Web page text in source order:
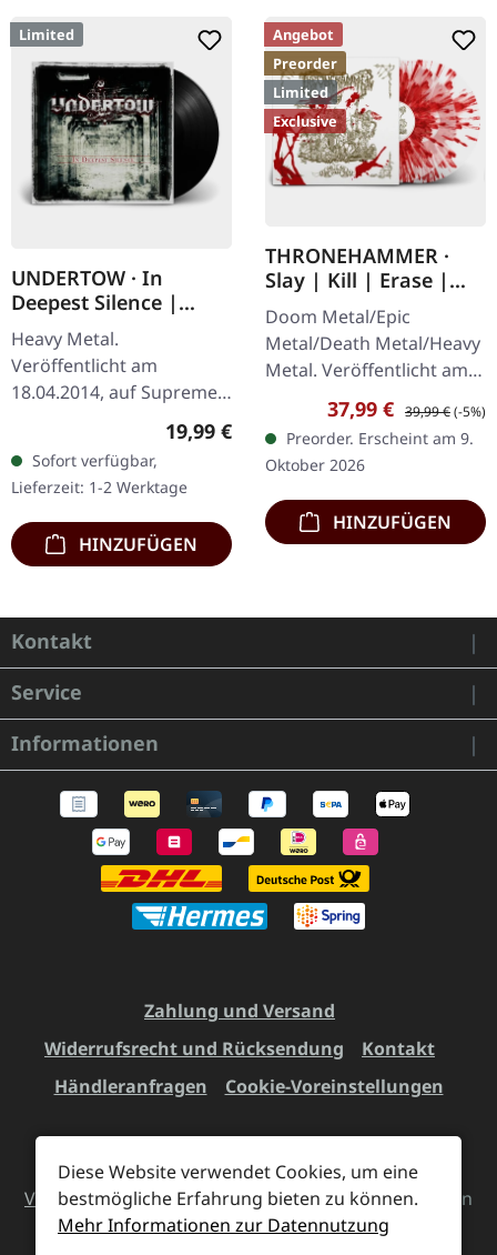
Limited
UNDERTOW · In
Deepest Silence |
BLACK LP
Heavy Metal.
Veröffentlicht am
18.04.2014, auf Supreme
Schwarzes Vinyl im
Gatefold-Cover. Limitiert
auf 200 Exemplare. · 180g
Vinyl…
Regulärer Preis:
19,99 €
Sofort verfügbar,
Lieferzeit: 1-2 Werktage
HINZUFÜGEN
Angebot
Preorder
Limited
Exclusive
THRONEHAMMER ·
Slay | Kill | Erase |
BLOOD SPLATTER 2LP
Doom Metal/Epic
Metal/Death Metal/Heavy
Metal. Veröffentlicht am
09.10.2026, auf Supreme
Chaos Records. Crystal
Clear/Blood Splatter
Doppel-Vinyl im…
Verkaufspreis:
37,99 € Regulärer
39,99 €(-5%)
Preorder. Erscheint am 9.
Oktober 2026
HINZUFÜGEN
Kontakt
Service
Informationen
Zahlung und Versand
Widerrufsrecht und Rücksendung
Kontakt
Händleranfragen
Cookie-Voreinstellungen
Alle Preise inkl. gesetzl. Mehrwertsteuer zzgl.
Versandkostenund ggf. Nachnahmegebühren, wenn
nicht anders angegeben.
Diese Website verwendet Cookies, um eine
bestmögliche Erfahrung bieten zu können.
Mehr Informationen zur Datennutzung